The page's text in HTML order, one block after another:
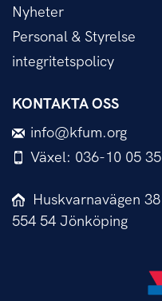
Nyheter
Personal & Styrelse
integritetspolicy
KONTAKTA OSS
info@kfum.org
Växel: 036-10 05 35
Huskvarnavägen 38
554 54 Jönköping